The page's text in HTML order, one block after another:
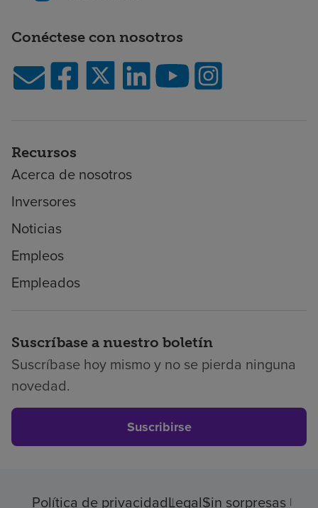
Conéctese con nosotros
Recursos
Acerca de nosotros
Inversores
Noticias
Empleos
Empleados
Suscríbase a nuestro boletín
Suscríbase hoy mismo y no se pierda ninguna
novedad.
Suscribirse
Política de privacidadLegalSin sorpresas